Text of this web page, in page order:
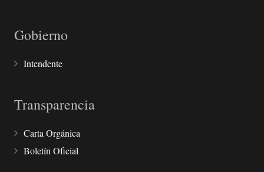
Gobierno
Intendente
Transparencia
Carta Orgánica
Boletín Oficial